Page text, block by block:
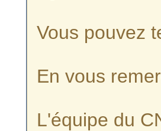
Vous pouvez
En vous
L'équipe du